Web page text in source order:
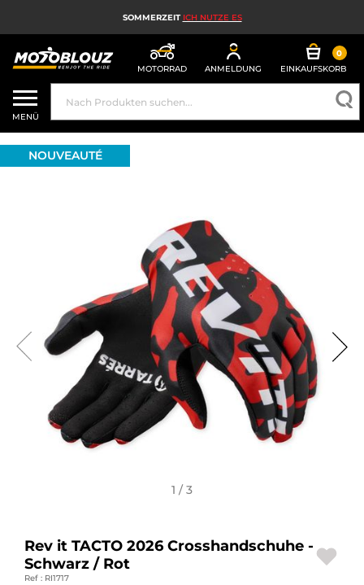
SOMMERZEIT ICH NUTZE ES
MOTORRAD ANMELDUNG
0
EINKAUFSKORB
MOTORRADHELM
MOTORRADAUSRÜSTUNG FÜR HERREN
MOTORRADAUSRÜSTUNG FÜR DAMEN
HIGH-TECH-MOTORRAD
MOTORRAD-AIRBAG
MOTORRADTEILE UND WERKZEUGE
MOTORRADZUBEHÖR
MOTORRADGEPÄCK
SPORTBEKLEIDUNG
GESCHENKKARTEN
MARKEN
MENÜ
NOUVEAUTÉ
1 / 3
Rev it TACTO 2026 Crosshandschuhe -
Schwarz / Rot
Ref : RI1717